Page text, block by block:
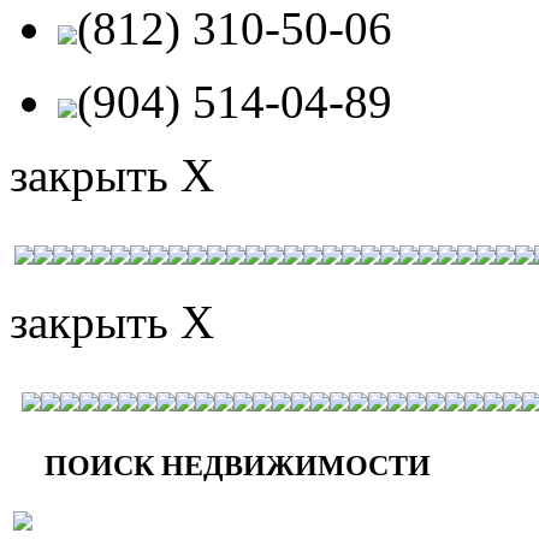
(812) 310-50-06
(904) 514-04-89
закрыть X
закрыть X
ПОИСК НЕДВИЖИМОСТИ